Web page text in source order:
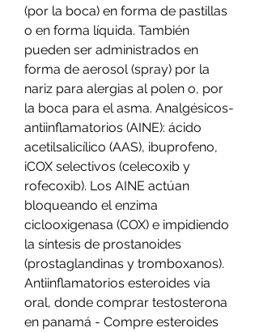
(por la boca) en forma de pastillas
o en forma líquida. También
pueden ser administrados en
forma de aerosol (spray) por la
nariz para alergias al polen o, por
la boca para el asma. Analgésicos-
antiinflamatorios (AINE): ácido
acetilsalicílico (AAS), ibuprofeno,
iCOX selectivos (celecoxib y
rofecoxib). Los AINE actúan
bloqueando el enzima
ciclooxigenasa (COX) e impidiendo
la síntesis de prostanoides
(prostaglandinas y tromboxanos).
Antiinflamatorios esteroides via
oral, donde comprar testosterona
en panamá - Compre esteroides